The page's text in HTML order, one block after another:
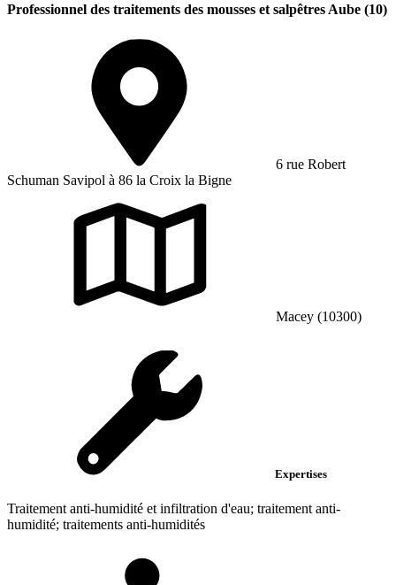
Professionnel des traitements des mousses et salpêtres Aube (10)
6 rue Robert
Schuman Savipol à 86 la Croix la Bigne
Macey (10300)
Expertises
Traitement anti-humidité et infiltration d'eau; traitement anti-
humidité; traitements anti-humidités